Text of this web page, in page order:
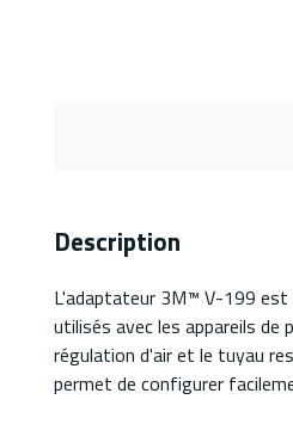
Description
L'adaptateur 3M™ V-199 est
utilisés avec les appareils de
régulation d'air et le tuyau
permet de configurer